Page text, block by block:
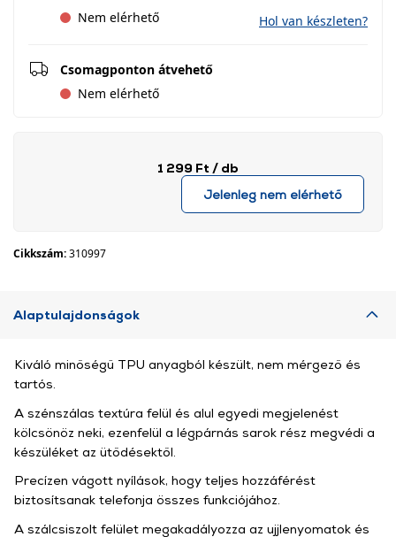
Nem elérhető
Hol van készleten?
Csomagponton átvehető
Nem elérhető
1 299 Ft / db
Jelenleg nem elérhető
Cikkszám:310997
Alaptulajdonságok
Kiváló minőségű TPU anyagból készült, nem mérgező és
tartós.
A szénszálas textúra felül és alul egyedi megjelenést
kölcsönöz neki, ezenfelül a légpárnás sarok rész megvédi a
készüléket az ütődésektől.
Precízen vágott nyílások, hogy teljes hozzáférést
biztosítsanak telefonja összes funkciójához.
A szálcsiszolt felület megakadályozza az ujjlenyomatok és